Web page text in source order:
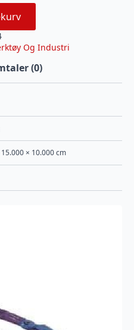
Og Industri
(0)
× 10.000 cm